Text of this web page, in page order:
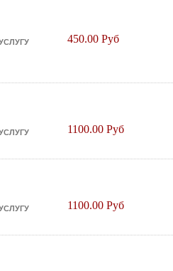
450.00 Руб
1100.00 Руб
1100.00 Руб